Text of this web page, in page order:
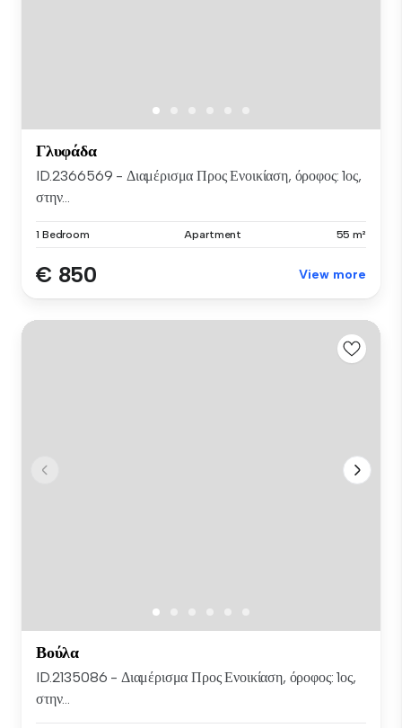
Γλυφάδα
ID.2366569 - Διαμέρισμα Προς Ενοικίαση, όροφος: 1ος,
στην...
1 Bedroom Apartment 55 m²
€ 850 View more
Βούλα
ID.2135086 - Διαμέρισμα Προς Ενοικίαση, όροφος: 1ος,
στην...